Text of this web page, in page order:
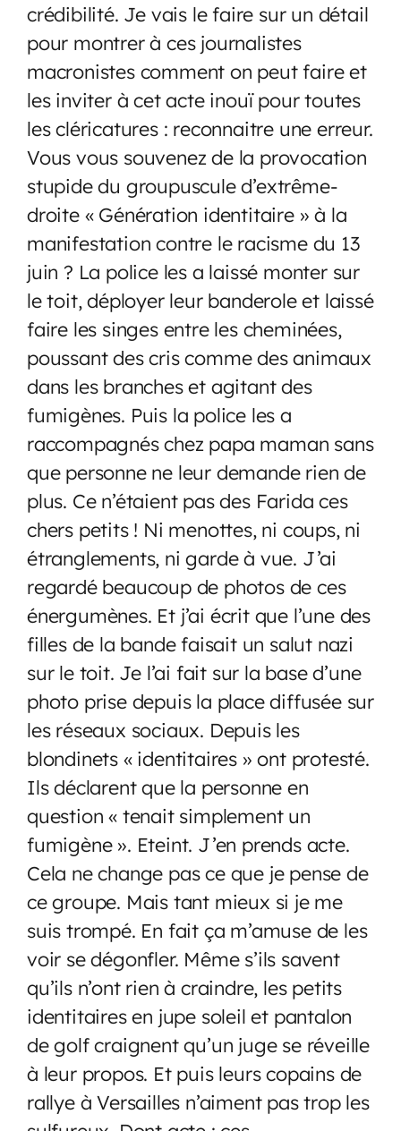
crédibilité. Je vais le faire sur un détail
pour montrer à ces journalistes
macronistes comment on peut faire et
les inviter à cet acte inouï pour toutes
les cléricatures : reconnaitre une erreur.
Vous vous souvenez de la provocation
stupide du groupuscule d’extrême-
droite « Génération identitaire » à la
manifestation contre le racisme du 13
juin ? La police les a laissé monter sur
le toit, déployer leur banderole et laissé
faire les singes entre les cheminées,
poussant des cris comme des animaux
dans les branches et agitant des
fumigènes. Puis la police les a
raccompagnés chez papa maman sans
que personne ne leur demande rien de
plus. Ce n’étaient pas des Farida ces
chers petits ! Ni menottes, ni coups, ni
étranglements, ni garde à vue. J’ai
regardé beaucoup de photos de ces
énergumènes. Et j’ai écrit que l’une des
filles de la bande faisait un salut nazi
sur le toit. Je l’ai fait sur la base d’une
photo prise depuis la place diffusée sur
les réseaux sociaux. Depuis les
blondinets « identitaires » ont protesté.
Ils déclarent que la personne en
question « tenait simplement un
fumigène ». Eteint. J’en prends acte.
Cela ne change pas ce que je pense de
ce groupe. Mais tant mieux si je me
suis trompé. En fait ça m’amuse de les
voir se dégonfler. Même s’ils savent
qu’ils n’ont rien à craindre, les petits
identitaires en jupe soleil et pantalon
de golf craignent qu’un juge se réveille
à leur propos. Et puis leurs copains de
rallye à Versailles n’aiment pas trop les